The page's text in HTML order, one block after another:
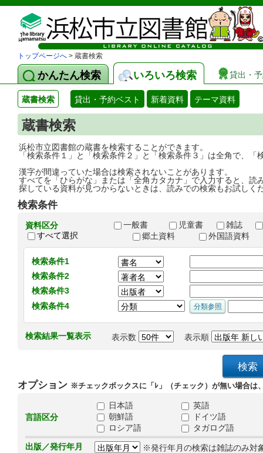
トップページへ > 蔵書検索
かんたん検索 いろいろ検索 貸出・
蔵書検索 貸出・予約ベスト 新着資料 テーマ資料
蔵書検索
浜松市立図書館の蔵書を検索することができます。
「検索条件１」と「検索条件２」と「検索条件３」は全角で、
漢字が間違っていた場合は検索されないことがあります。
すべてを「ひらがな」または「全角カタカナ」で入力すると、読
探している資料が見つからないときは、読みでの検索もお試しく
検索条件
資料区分
すべて選択
一般書 児童書
雑誌
郷土資料
外国語資料
検索条件1
検索条件2
検索条件3
検索条件4
検索結果一覧表示 表示数 表示順
オプション ※チェックボックスに「ﾚ」（チェック）が無い場合は
言語区分
日本語
英語
朝鮮語
ドイツ語
ロシア語
タガログ語
出版／発行年月
※発行年月の検索は雑誌のみ対